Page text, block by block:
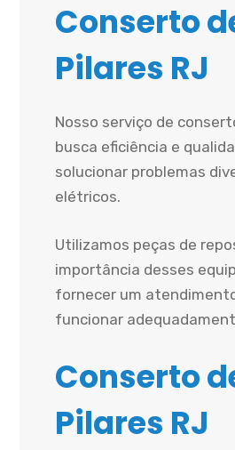
Conserto
Pilares RJ
Nosso serviço de
busca eficiência e
solucionar problemas
elétricos.
Utilizamos peças de
importância desses
fornecer um
funcionar
Conserto
Pilares RJ